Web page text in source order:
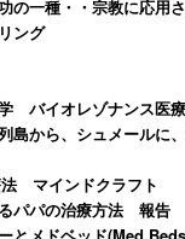
の一種・・宗教に応用
ング
バイオレゾナンス医療
島から、シュメールに
マインドクラフト
パパの治療方法 報告